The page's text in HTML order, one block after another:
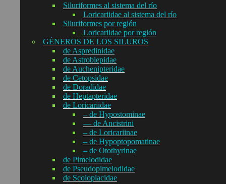
Siluriformes al sistema del río
Loricariidae al sistema del río
Siluriformes por región
Loricariidae por región
GÉNEROS DE LOS SILUROS
de Aspredinidae
de Astroblepidae
de Auchenipteridae
de Cetopsidae
de Doradidae
de Heptapteridae
de Loricariidae
– de Hypostominae
— de Ancistrini
– de Loricariinae
– de Hypoptopomatinae
– de Otothyrinae
de Pimelodidae
de Pseudopimelodidae
de Scoloplacidae